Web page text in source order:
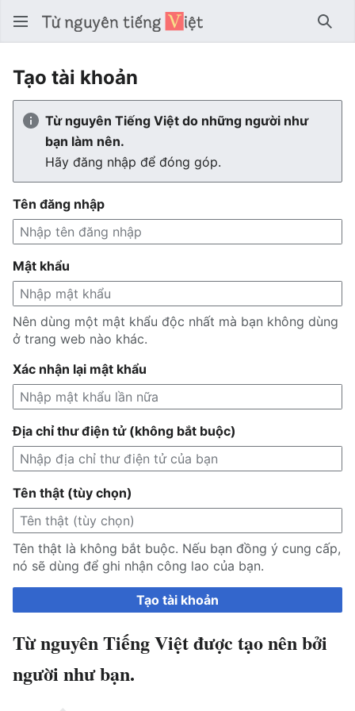
Tìm
Tạo tài khoản
Từ nguyên Tiếng Việt do những người như
bạn làm nên.
Hãy đăng nhập để đóng góp.
Tên đăng nhập
Mật khẩu
Nên dùng một mật khẩu độc nhất mà bạn không dùng
ở trang web nào khác.
Xác nhận lại mật khẩu
Địa chỉ thư điện tử (không bắt buộc)
Tên thật (tùy chọn)
Tên thật là không bắt buộc. Nếu bạn đồng ý cung cấp,
nó sẽ dùng để ghi nhận công lao của bạn.
Tạo tài khoản
Từ nguyên Tiếng Việt được tạo nên bởi
người như bạn.